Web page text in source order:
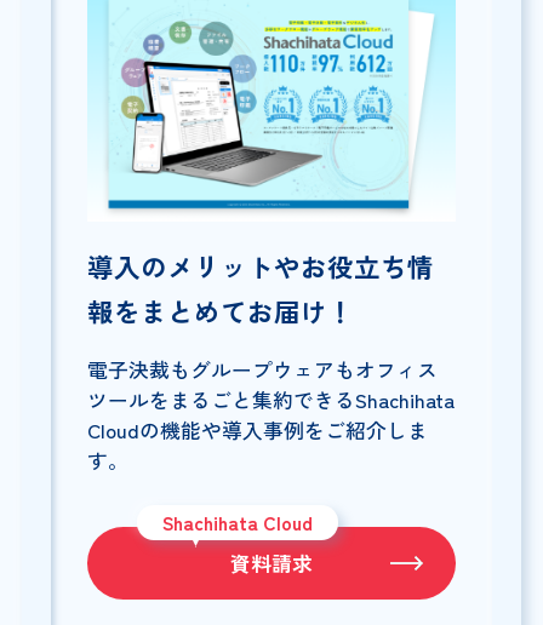
導入のメリットやお役立ち情
報をまとめてお届け！
電子決裁もグループウェアもオフィス
ツールをまるごと集約できるShachihata
Cloudの機能や導入事例をご紹介しま
す。
Shachihata Cloud
資料請求